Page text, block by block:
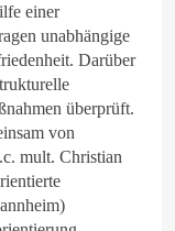
einer
unabhängige
Darüber
überprüft.
von
mult. Christian